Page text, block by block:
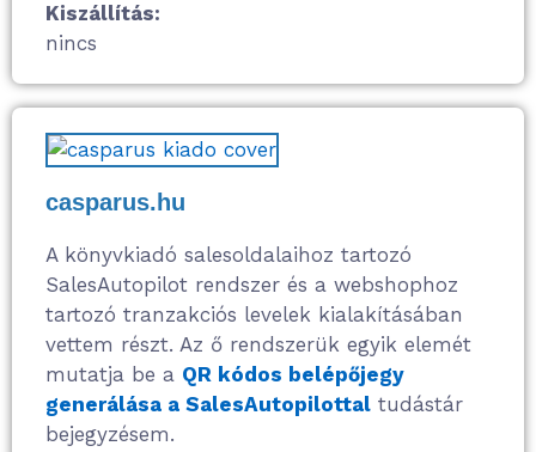
Kiszállítás:
nincs
casparus.hu
A könyvkiadó salesoldalaihoz tartozó
SalesAutopilot rendszer és a webshophoz
tartozó tranzakciós levelek kialakításában
vettem részt. Az ő rendszerük egyik elemét
mutatja be a QR kódos belépőjegy
generálása a SalesAutopilottal tudástár
bejegyzésem.